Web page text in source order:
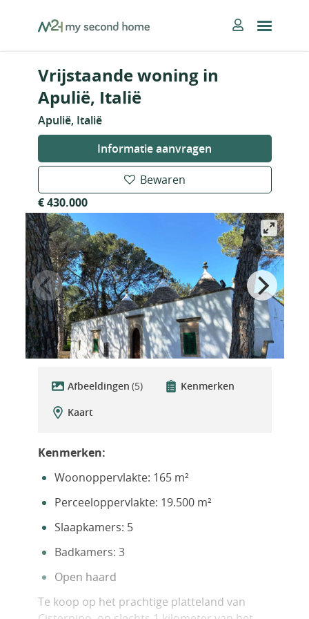
MySecondHome
Vrijstaande woning in
Apulië, Italië
Apulië, Italië
Informatie aanvragen
Bewaren
€ 430.000
Nieuw
Afbeeldingen (5)
Kenmerken
Kaart
Kenmerken:
Woonoppervlakte: 165 m²
Perceeloppervlakte: 19.500 m²
Slaapkamers: 5
Badkamers: 3
Open haard
Te koop op het prachtige platteland van